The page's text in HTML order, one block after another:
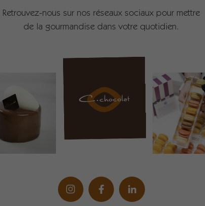
Retrouvez-nous sur nos réseaux sociaux pour mettre
de la gourmandise dans votre quotidien.